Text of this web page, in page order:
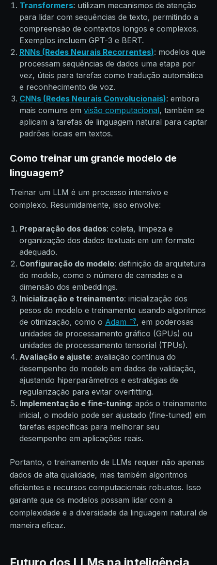
Transformers: utilizam mecanismos de atenção
para lidar com sequências de texto, permitindo a
compreensão de contextos longos e complexos.
Exemplos incluem GPT-3 e BERT.
RNNs (Redes Neurais Recorrentes): modelos que
processam sequências de dados uma etapa por
vez, úteis para tarefas como tradução automática
e reconhecimento de voz.
CNNs (Redes Neurais Convolucionais): embora
mais comuns em visão computacional, também se
aplicam a tarefas de linguagem natural para captar
padrões locais em textos.
Como treinar um grande modelo de
linguagem?
Treinar um LLM é um processo intensivo e
complexo. Resumidamente, isso envolve:
Preparação dos dados: coleta, limpeza e
organização dos dados textuais em um formato
adequado.
Configuração do modelo: definição da arquitetura
do modelo, como o número de camadas e a
dimensão dos embeddings.
Inicialização e treinamento: inicialização dos
pesos do modelo e treinamento usando algoritmos
de otimização, como o Adam
, em poderosas
unidades de processamento gráfico (GPUs) ou
unidades de processamento tensorial (TPUs).
Avaliação e ajuste: avaliação contínua do
desempenho do modelo em dados de validação,
ajustando hiperparâmetros e estratégias de
regularização para evitar overfitting.
Implementação e fine-tuning: após o treinamento
inicial, o modelo pode ser ajustado (fine-tuned) em
tarefas específicas para melhorar seu
desempenho em aplicações reais.
Portanto, o treinamento de LLMs requer não apenas
dados de alta qualidade, mas também algoritmos
eficientes e recursos computacionais robustos. Isso
garante que os modelos possam lidar com a
complexidade e a diversidade da linguagem natural de
maneira eficaz.